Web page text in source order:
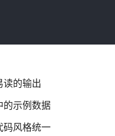
读的输出
的示例数据
码风格统一